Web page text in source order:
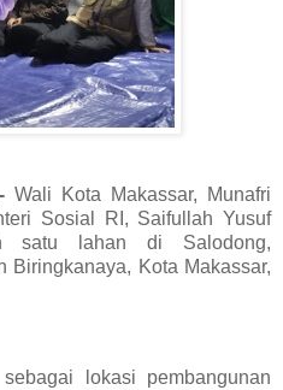
Wali Kota Makassar, Munafri
Sosial RI, Saifullah Yusuf
satu lahan di Salodong,
Kota Makassar,
lokasi pembangunan